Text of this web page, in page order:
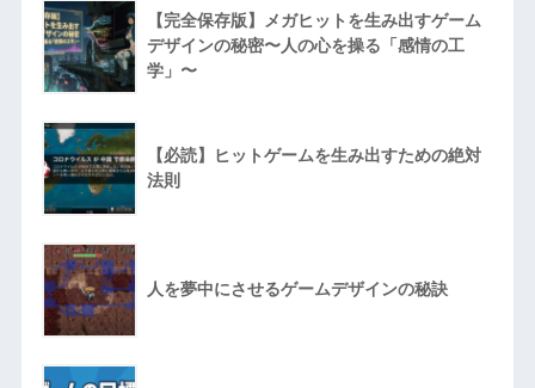
【完全保存版】メガヒットを生み出すゲーム
デザインの秘密〜人の心を操る「感情の工
学」〜
【必読】ヒットゲームを生み出すための絶対
法則
人を夢中にさせるゲームデザインの秘訣